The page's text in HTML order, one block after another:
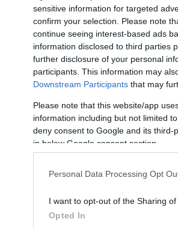
sensitive information for targeted
confirm your selection. Please note
continue seeing interest-based ads
information disclosed to third parties
further disclosure of your personal
participants. This information may
Downstream Participants that may
Please note that this website/app
information including but not limited
deny consent to Google and its
in below Google consent section.
Personal Data Processing Opt
I want to opt-out of the Sharing of
Opted In
Hírek
csapat is NB I-es
mellett az is
a Vidi női
állhat
2026.04.27. |
Több NB I-
tehetségét
kezdődik.
válogatott
több